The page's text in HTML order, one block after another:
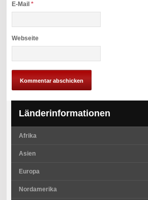
E-Mail*
Webseite
Länderinformationen
Afrika
Asien
Europa
Nordamerika